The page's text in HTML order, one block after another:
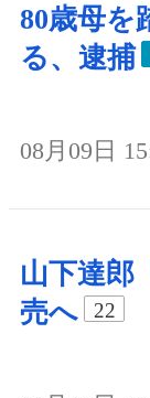
80歳母を
る、逮捕
08月09日
山下達郎
売へ
22